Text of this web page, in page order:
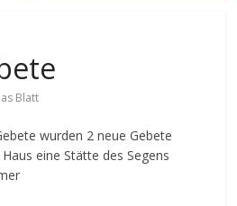
Blatt
wurden 2 neue Gebete
eine Stätte des Segens